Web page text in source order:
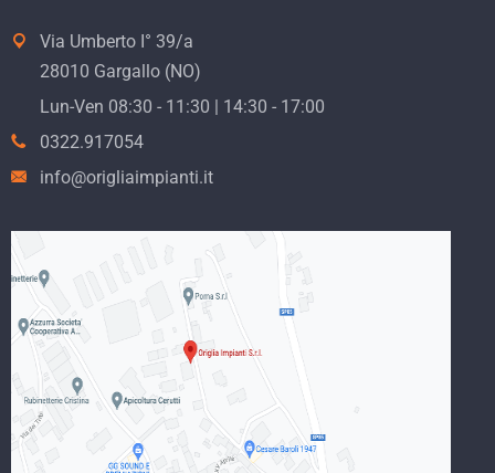
Via Umberto I° 39/a
28010 Gargallo (NO)
Lun-Ven 08:30 - 11:30 | 14:30 - 17:00
0322.917054
info@origliaimpianti.it